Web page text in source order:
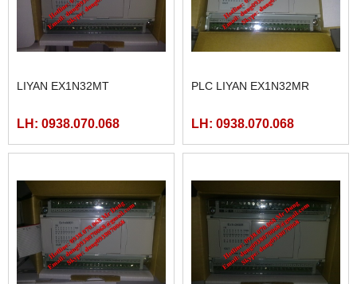
LIYAN EX1N32MT
LH: 0938.070.068
PLC LIYAN EX1N32MR
LH: 0938.070.068